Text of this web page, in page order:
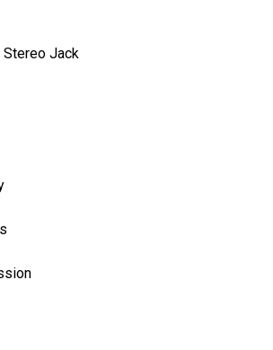
Stereo Jack